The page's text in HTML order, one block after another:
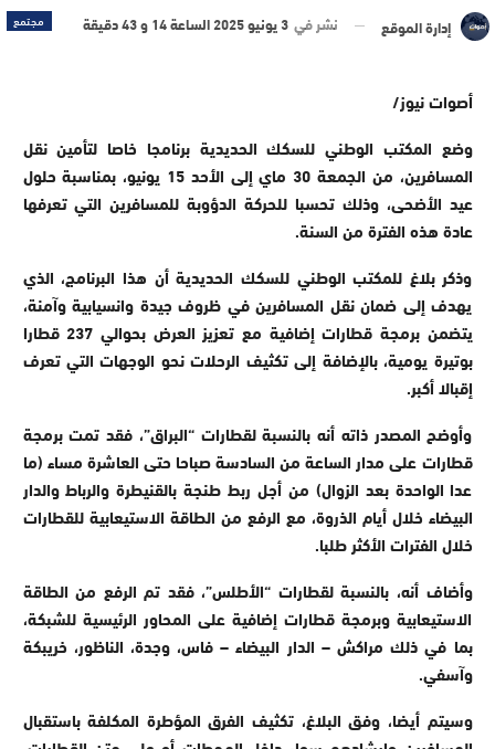
مجتمع إدارة الموقع نشر في 3 يونيو 2025 الساعة 14 و 43 دقيقة
أصوات نيوز/
وضع المكتب الوطني للسكك الحديدية برنامجا خاصا لتأمين نقل
المسافرين، من الجمعة 30 ماي إلى الأحد 15 يونيو، بمناسبة حلول
عيد الأضحى، وذلك تحسبا للحركة الدؤوبة للمسافرين التي تعرفها
عادة هذه الفترة من السنة.
وذكر بلاغ للمكتب الوطني للسكك الحديدية أن هذا البرنامج، الذي
يهدف إلى ضمان نقل المسافرين في ظروف جيدة وانسيابية وآمنة،
يتضمن برمجة قطارات إضافية مع تعزيز العرض بحوالي 237 قطارا
بوتيرة يومية، بالإضافة إلى تكثيف الرحلات نحو الوجهات التي تعرف
إقبالا أكبر.
وأوضح المصدر ذاته أنه بالنسبة لقطارات “البراق”، فقد تمت برمجة
قطارات على مدار الساعة من السادسة صباحا حتى العاشرة مساء (ما
عدا الواحدة بعد الزوال) من أجل ربط طنجة بالقنيطرة والرباط والدار
البيضاء خلال أيام الذروة، مع الرفع من الطاقة الاستيعابية للقطارات
خلال الفترات الأكثر طلبا.
وأضاف أنه، بالنسبة لقطارات “الأطلس”، فقد تم الرفع من الطاقة
الاستيعابية وبرمجة قطارات إضافية على المحاور الرئيسية للشبكة،
بما في ذلك مراكش – الدار البيضاء – فاس، وجدة، الناظور، خريبكة
وآسفي.
وسيتم أيضا، وفق البلاغ، تكثيف الفرق المؤطرة المكلفة باستقبال